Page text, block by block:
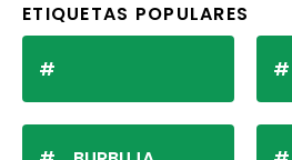
ETIQUETAS POPULARES